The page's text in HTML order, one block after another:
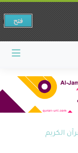
الكريم
فتح